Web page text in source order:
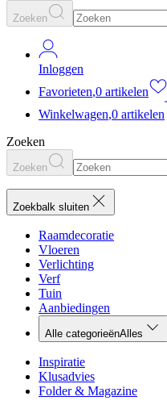
Zoeken
Inloggen
Favorieten,0 artikelen
Winkelwagen,0 artikelen
Zoeken
Zoeken
Zoekbalk sluiten
Raamdecoratie
Vloeren
Verlichting
Verf
Tuin
Aanbiedingen
Alle categorieënAlles
Inspiratie
Klusadvies
Folder & Magazine